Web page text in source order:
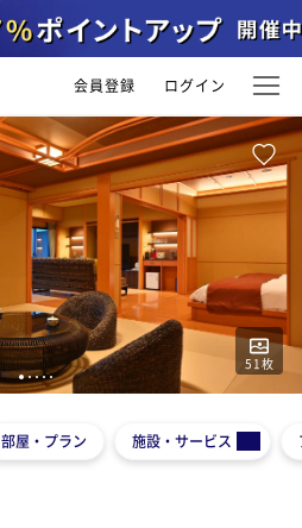
会員登録 ログイン
51 枚
12345
部屋・プラン 施設・サービス